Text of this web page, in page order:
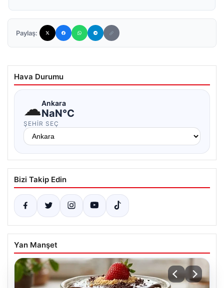
Paylaş:
Hava Durumu
☁Ankara
NaN°C
ŞEHIR SEÇ
Bizi Takip Edin
Yan Manşet